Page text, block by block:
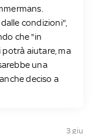
condizioni",
che "in
potrà aiutare, ma
una
deciso a
3 giu